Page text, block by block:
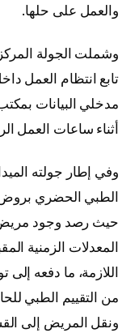
والعمل على حلها.
وشملت الجولة
تابع انتظام العمل
مدخلي البيانات
أثناء ساعات العمل
وفي إطار جولته
الطبي الحضري
حيث رصد وجود
المعدلات الزمنية
اللازمة، ما دفعه إلى
من التقييم الطبي
ونقل المريض إلى